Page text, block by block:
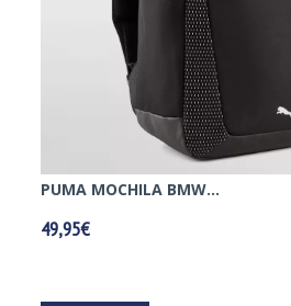
PUMA MOCHILA BMW...
49,95€